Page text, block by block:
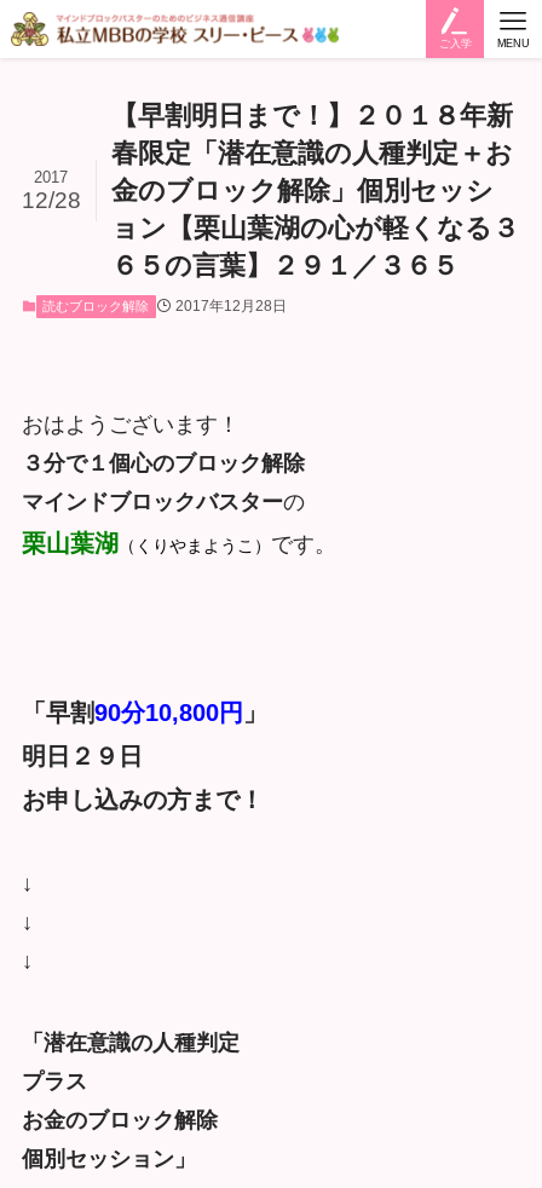
ご入学 MENU
【早割明日まで！】２０１８年新
春限定「潜在意識の人種判定＋お
金のブロック解除」個別セッシ
ョン【栗山葉湖の心が軽くなる３
６５の言葉】２９１／３６５
2017
12/28
読むブロック解除 2017年12月28日
おはようございます！
３分で１個心のブロック解除
マインドブロックバスターの
栗山葉湖 （くりやまようこ） です。
「早割90分10,800円 」
明日２９日
お申し込みの方まで！
↓
↓
↓
「潜在意識の人種判定
プラス
お金のブロック解除
個別セッション」